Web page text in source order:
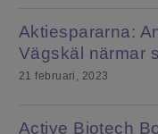
Aktiespararna:
Vägskäl närmar
21 februari, 2023
Active Biotech